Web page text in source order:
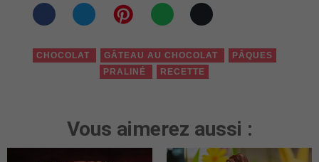
CHOCOLAT GÂTEAU AU CHOCOLAT
PÂQUES
PRALINÉ
RECETTE
Vous aimerez aussi :